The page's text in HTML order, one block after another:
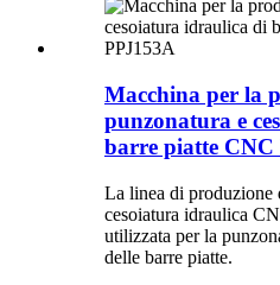
Macchina per la
punzonatura e
barre piatte CNC
La linea di produzione
cesoiatura idraulica
utilizzata per la
delle barre piatte.